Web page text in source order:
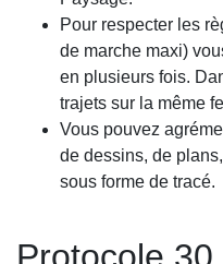
Pour respecter les
de marche maxi)
en plusieurs fois.
trajets sur la même
Vous pouvez
de dessins, de
sous forme de tracé.